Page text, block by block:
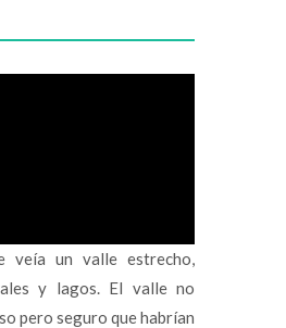
veía un valle estrecho,
y lagos. El valle no
pero seguro que habrían